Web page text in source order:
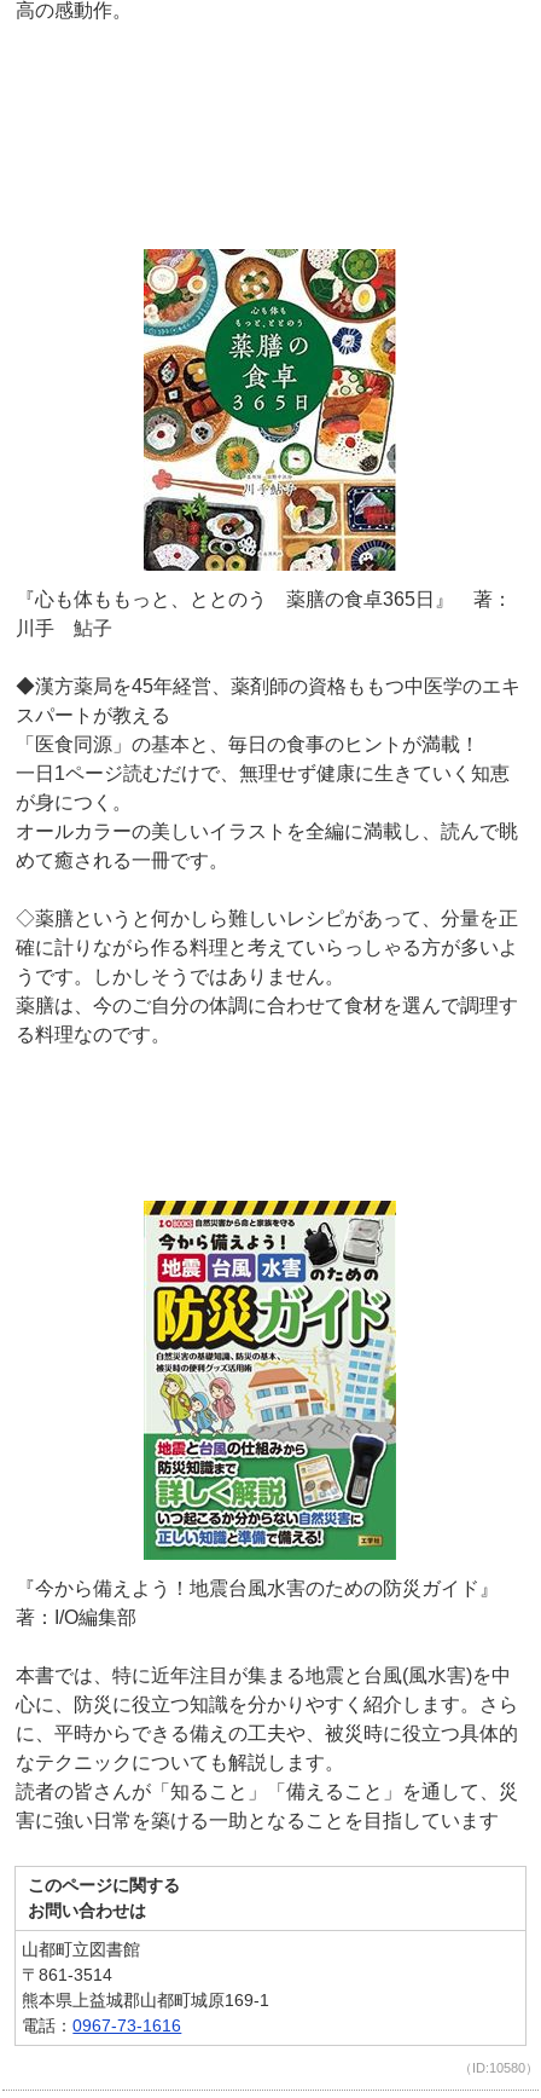
高の感動作。
『心も体ももっと、ととのう 薬膳の食卓365日』 著：
川手 鮎子
◆漢方薬局を45年経営、薬剤師の資格ももつ中医学のエキ
スパートが教える
「医食同源」の基本と、毎日の食事のヒントが満載！
一日1ページ読むだけで、無理せず健康に生きていく知恵
が身につく。
オールカラーの美しいイラストを全編に満載し、読んで眺
めて癒される一冊です。
◇薬膳というと何かしら難しいレシピがあって、分量を正
確に計りながら作る料理と考えていらっしゃる方が多いよ
うです。しかしそうではありません。
薬膳は、今のご自分の体調に合わせて食材を選んで調理す
る料理なのです。
『今から備えよう！地震台風水害のための防災ガイド』
著：I/O編集部
本書では、特に近年注目が集まる地震と台風(風水害)を中
心に、防災に役立つ知識を分かりやすく紹介します。さら
に、平時からできる備えの工夫や、被災時に役立つ具体的
なテクニックについても解説します。
読者の皆さんが「知ること」「備えること」を通して、災
害に強い日常を築ける一助となることを目指しています
このページに関する
お問い合わせは
山都町立図書館
〒861-3514
熊本県上益城郡山都町城原169-1
電話：0967-73-1616
（ID:10580）